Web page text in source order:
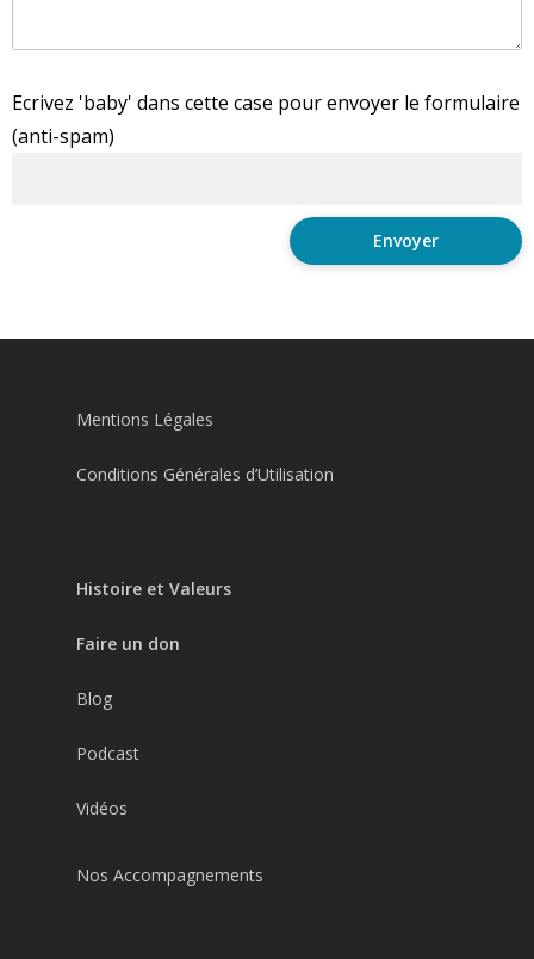
Ecrivez 'baby' dans cette case pour envoyer le formulaire
(anti-spam)
Mentions Légales
Conditions Générales d’Utilisation
Histoire et Valeurs
Faire un don
Blog
Podcast
Vidéos
Nos Accompagnements